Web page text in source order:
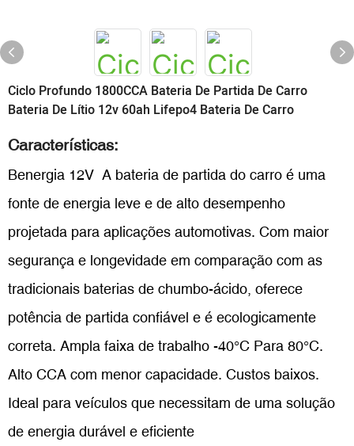
Ciclo Profundo 1800CCA Bateria De Partida De Carro
Bateria De Lítio 12v 60ah Lifepo4 Bateria De Carro
Características:
Benergia 12V A bateria de partida do carro é uma
fonte de energia leve e de alto desempenho
projetada para aplicações automotivas. Com maior
segurança e longevidade em comparação com as
tradicionais baterias de chumbo-ácido, oferece
potência de partida confiável e é ecologicamente
correta. Ampla faixa de trabalho -40°C Para 80°C.
Alto CCA com menor capacidade. Custos baixos.
Ideal para veículos que necessitam de uma solução
de energia durável e eficiente